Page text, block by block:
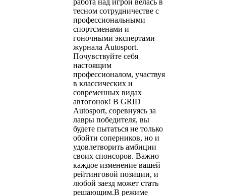
работа над игрой велась в
тесном сотрудничестве с
профессиональными
спортсменами и
гоночными экспертами
журнала Autosport.
Почувствуйте себя
настоящим
профессионалом, участвуя
в классических и
современных видах
автогонок! В GRID
Autosport, соревнуясь за
лавры победителя, вы
будете пытаться не только
обойти соперников, но и
удовлетворить амбиции
своих спонсоров. Важно
каждое изменение вашей
рейтинговой позиции, и
любой заезд может стать
решающим.В режиме